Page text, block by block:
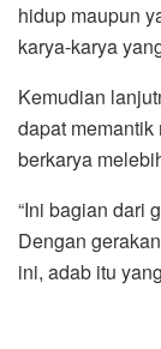
hidup maupun
karya-karya
Kemudian
dapat
berkarya
“Ini bagian dari
Dengan
ini, adab itu